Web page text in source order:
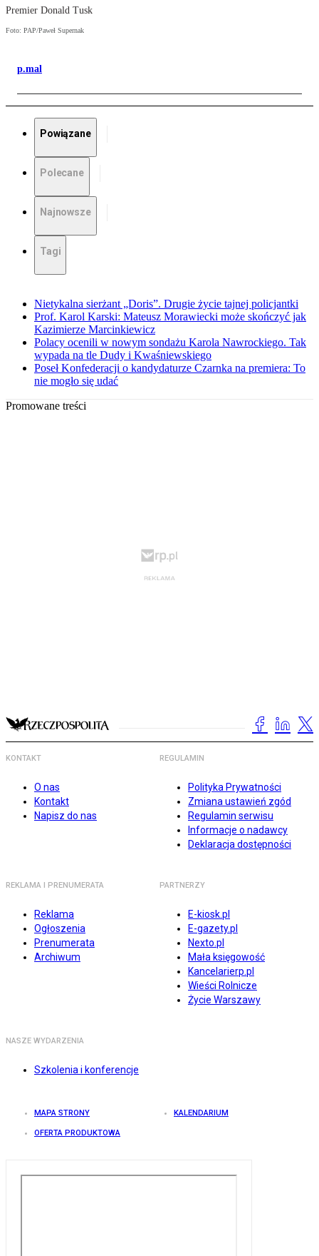
Premier Donald Tusk
Foto: PAP/Paweł Supernak
p.mal
Powiązane
Polecane
Najnowsze
Tagi
Nietykalna sierżant „Doris”. Drugie życie tajnej policjantki
Prof. Karol Karski: Mateusz Morawiecki może skończyć jak
Kazimierze Marcinkiewicz
Polacy ocenili w nowym sondażu Karola Nawrockiego. Tak
wypada na tle Dudy i Kwaśniewskiego
Poseł Konfederacji o kandydaturze Czarnka na premiera: To
nie mogło się udać
Promowane treści
KONTAKT
O nas
Kontakt
Napisz do nas
REGULAMIN
Polityka Prywatności
Zmiana ustawień zgód
Regulamin serwisu
Informacje o nadawcy
Deklaracja dostępności
REKLAMA I PRENUMERATA
Reklama
Ogłoszenia
Prenumerata
Archiwum
PARTNERZY
E-kiosk.pl
E-gazety.pl
Nexto.pl
Mała księgowość
Kancelarierp.pl
Wieści Rolnicze
Życie Warszawy
NASZE WYDARZENIA
Szkolenia i konferencje
MAPA STRONY KALENDARIUM
OFERTA PRODUKTOWA